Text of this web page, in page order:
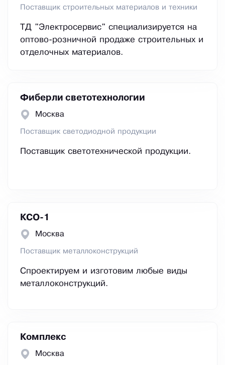
Поставщик строительных материалов и техники
ТД "Электросервис" специализируется на
оптово-розничной продаже строительных и
отделочных материалов.
Фиберли светотехнологии
Москва
Поставщик светодиодной продукции
Поставщик светотехнической продукции.
КСО-1
Москва
Поставщик металлоконструкций
Спроектируем и изготовим любые виды
металлоконструкций.
Комплекс
Москва